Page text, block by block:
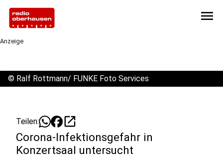
menu
Anzeige
© Ralf Rottmann/ FUNKE Foto Services
Teilen: open_in_new
Corona-Infektionsgefahr in
Konzertsaal untersucht